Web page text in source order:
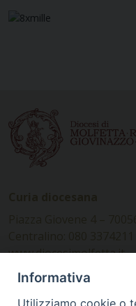
www.diocesimolfetta.it –
Informativa